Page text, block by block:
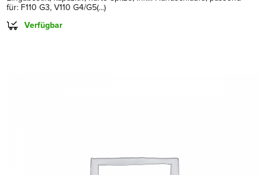
für: F110 G3, V110 G4/G5(...)
Verfügbar